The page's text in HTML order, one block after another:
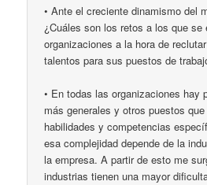
• Ante el creciente dinamismo del
¿Cuáles son los retos a los que se
organizaciones a la hora de
talentos para sus puestos de
• En todas las organizaciones hay
más generales y otros puestos
habilidades y competencias
esa complejidad depende de la
la empresa. A partir de esto me
industrias tienen una mayor